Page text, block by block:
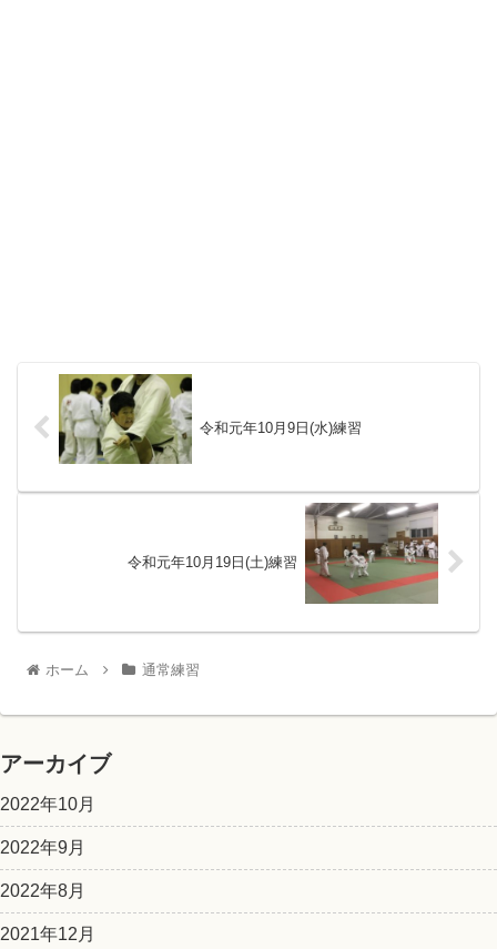
令和元年10月9日(水)練習
令和元年10月19日(土)練習
ホーム 通常練習
アーカイブ
2022年10月
2022年9月
2022年8月
2021年12月